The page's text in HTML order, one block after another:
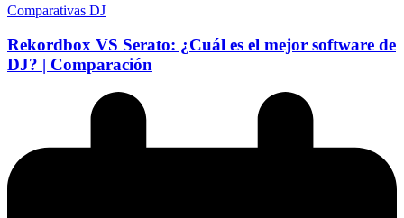
Comparativas DJ
Rekordbox VS Serato: ¿Cuál es el mejor software de
DJ? | Comparación